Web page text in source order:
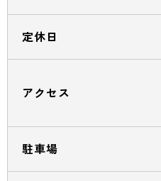
定休日
アクセス
駐車場